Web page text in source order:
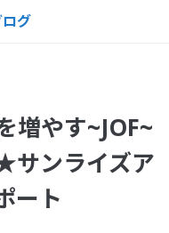
グ
増やす~JOF~
サンライズア
ート